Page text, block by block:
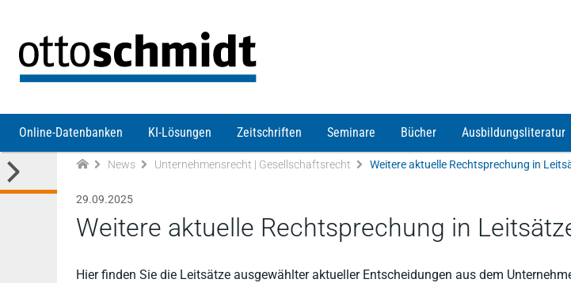
Online-Datenbanken KI-Lösungen Zeitschriften Seminare Bücher Ausbildungsliteratur
News Unternehmensrecht | Gesellschaftsrecht Weitere aktuelle Rechtsprechung in
29.09.2025
Weitere aktuelle Rechtsprechung in
Hier finden Sie die Leitsätze ausgewählter aktueller Entscheidungen aus dem